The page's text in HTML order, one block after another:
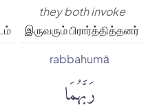
they both invoke
இருவரும் பிரார்த்தித்தனர்
rabbahumā
رَبَّهُمَا